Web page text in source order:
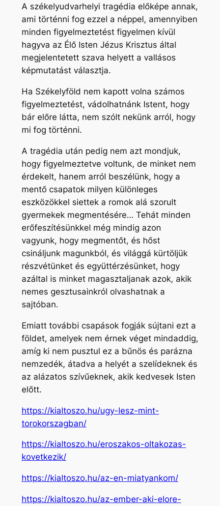
A székelyudvarhelyi tragédia előképe annak,
ami történni fog ezzel a néppel, amennyiben
minden figyelmeztetést figyelmen kívül
hagyva az Élő Isten Jézus Krisztus által
megjelentetett szava helyett a vallásos
képmutatást választja.
Ha Székelyföld nem kapott volna számos
figyelmeztetést, vádolhatnánk Istent, hogy
bár előre látta, nem szólt nekünk arról, hogy
mi fog történni.
A tragédia után pedig nem azt mondjuk,
hogy figyelmeztetve voltunk, de minket nem
érdekelt, hanem arról beszélünk, hogy a
mentő csapatok milyen különleges
eszközökkel siettek a romok alá szorult
gyermekek megmentésére… Tehát minden
erőfeszítésünkkel még mindig azon
vagyunk, hogy megmentőt, és hőst
csináljunk magunkból, és világgá kürtöljük
részvétünket és együttérzésünket, hogy
azáltal is minket magasztaljanak azok, akik
nemes gesztusainkról olvashatnak a
sajtóban.
Emiatt további csapások fogják sújtani ezt a
földet, amelyek nem érnek véget mindaddig,
amíg ki nem pusztul ez a bűnös és parázna
nemzedék, átadva a helyét a szelídeknek és
az alázatos szívűeknek, akik kedvesek Isten
előtt.
https://kialtoszo.hu/ugy-lesz-mint-
torokorszagban/
https://kialtoszo.hu/eroszakos-oltakozas-
kovetkezik/
https://kialtoszo.hu/az-en-miatyankom/
https://kialtoszo.hu/az-ember-aki-elore-